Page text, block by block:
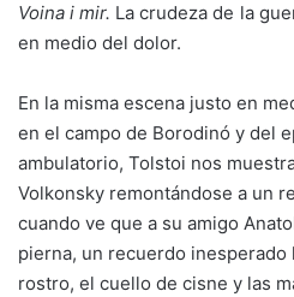
Voina i mir. La crudeza de la
en medio del dolor.
En la misma escena justo en
en el campo de Borodinó y del
ambulatorio, Tolstoi nos
Volkonsky remontándose a un
cuando ve que a su amigo
pierna, un recuerdo
rostro, el cuello de cisne y las